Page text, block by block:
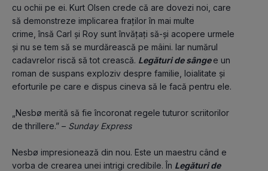
cu ochii pe ei. Kurt Olsen crede că are dovezi noi, care
să demonstreze implicarea fraților în mai multe
crime, însă Carl și Roy sunt învățați să-și acopere urmele
și nu se tem să se murdărească pe mâini. Iar numărul
cadavrelor riscă să tot crească. Legături de sânge e un
roman de suspans exploziv despre familie, loialitate și
eforturile pe care e dispus cineva să le facă pentru ele.
„Nesbø merită să fie încoronat regele tuturor scriitorilor
de thrillere.” – Sunday Express
Nesbø impresionează din nou. Este un maestru când e
vorba de crearea unei intrigi credibile. În Legături de